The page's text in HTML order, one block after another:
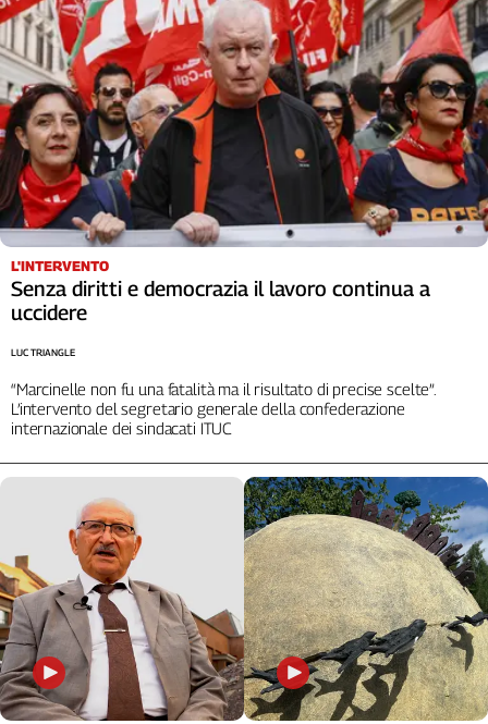
Liguria
Lombardia
Marche
Piemonte
Puglia
Sardegna
Sicilia
Toscana
Trentino
Umbria
Valle
D'Aosta
Archivio
Storico
1955-
Cerca
Contatti
La
redazione
L'INTERVENTO
Senza diritti e democrazia il lavoro continua a
uccidere
“Marcinelle non fu una fatalità ma il risultato di precise scelte”.
L’intervento del segretario generale della confederazione
internazionale dei sindacati ITUC
LUC TRIANGLE